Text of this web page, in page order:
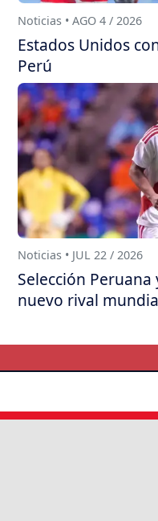
Noticias • AGO 4 / 2026
Estados Unidos
Perú
Noticias • JUL 22 / 2026
Selección
nuevo rival